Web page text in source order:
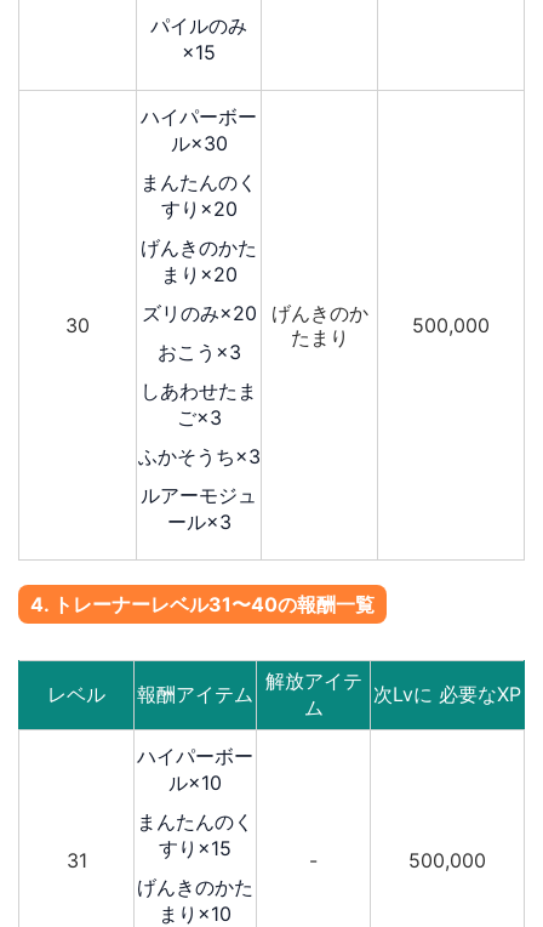
パイルのみ
×15
30
ハイパーボー
ル×30
まんたんのく
すり×20
げんきのかた
まり×20
ズリのみ×20
おこう×3
しあわせたま
ご×3
ふかそうち×3
ルアーモジュ
ール×3
げんきのか
たまり
500,000
4. トレーナーレベル31〜40の報酬一覧
レベル 報酬アイテム
解放アイテ
ム
次Lvに 必要なXP
31
ハイパーボー
ル×10
まんたんのく
すり×15
げんきのかた
まり×10
- 500,000